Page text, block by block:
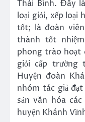
Thái Bình. Đây
loại giỏi, xếp loại
tốt; là đoàn
thành tốt
phong trào hoạt
giỏi cấp
Huyện đoàn
nhóm tác giả
sản văn hóa
huyện Khánh